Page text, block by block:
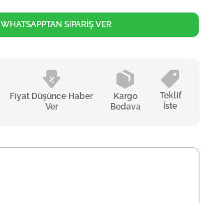
Fiyat Düşünce Haber
Ver
Kargo
Bedava
Teklif
İste
WHATSAPPTAN SİPARİŞ VER